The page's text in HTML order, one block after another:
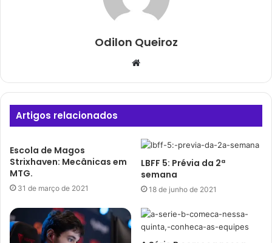
Odilon Queiroz
Website
Artigos relacionados
Escola de Magos
Strixhaven: Mecânicas em
MTG.
31 de março de 2021
LBFF 5: Prévia da 2ª
semana
18 de junho de 2021